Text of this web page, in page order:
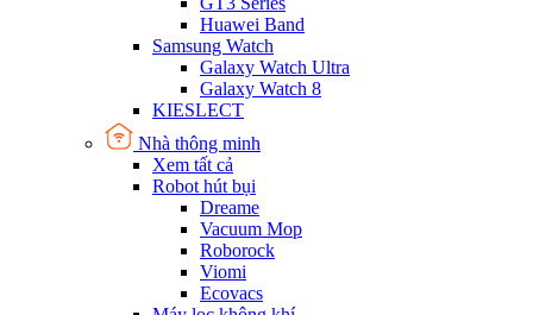
Huawei Band
Samsung Watch
Galaxy Watch Ultra
Galaxy Watch 8
KIESLECT
Nhà thông minh
Xem tất cả
Robot hút bụi
Dreame
Vacuum Mop
Roborock
Viomi
Ecovacs